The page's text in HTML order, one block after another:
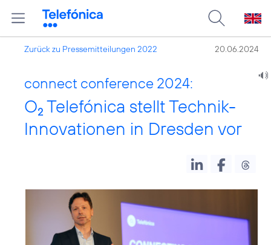
Zurück zu Pressemitteilungen 2022 20.06.2024
connect conference 2024:
O2 Telefónica stellt Technik-
Innovationen in Dresden vor